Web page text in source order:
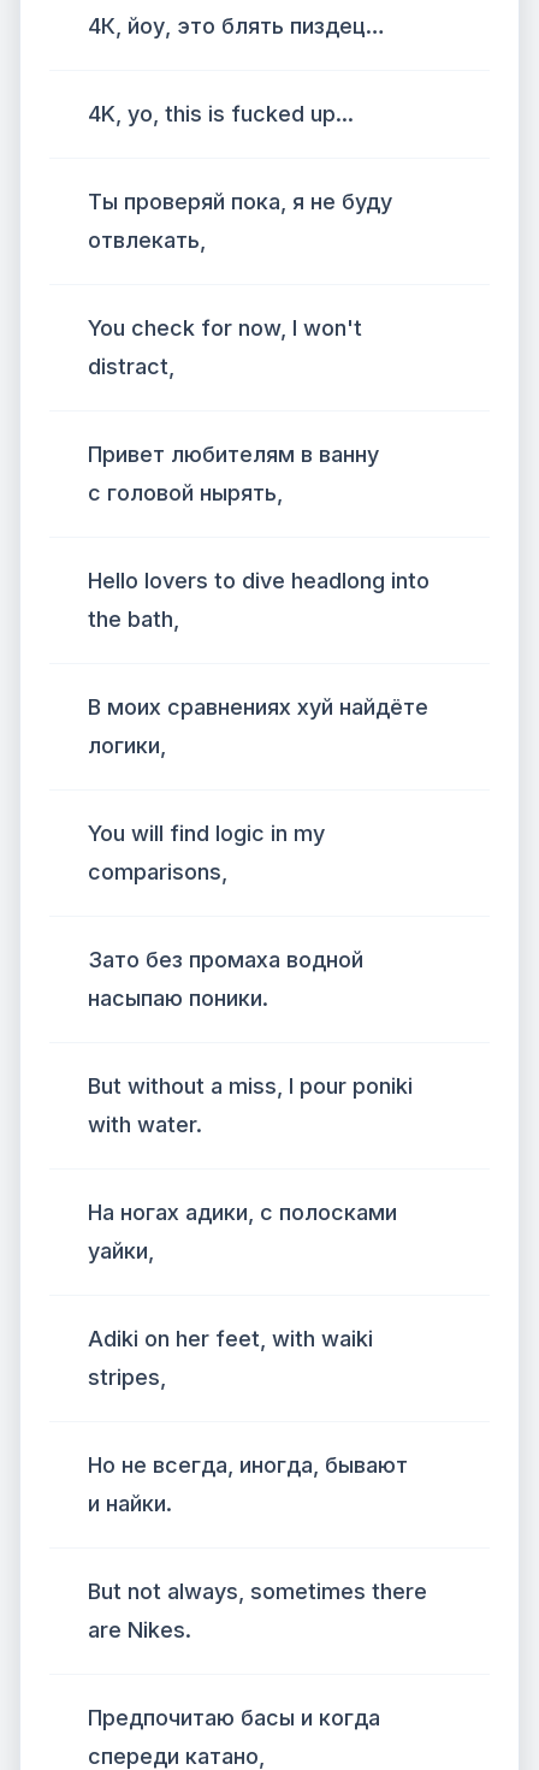
4К, йоу, это блять пиздец…
4K, yo, this is fucked up...
Ты проверяй пока, я не буду
отвлекать,
You check for now, I won't
distract,
Привет любителям в ванну
с головой нырять,
Hello lovers to dive headlong into
the bath,
В моих сравнениях хуй найдёте
логики,
You will find logic in my
comparisons,
Зато без промаха водной
насыпаю поники.
But without a miss, I pour poniki
with water.
На ногах адики, с полосками
уайки,
Adiki on her feet, with waiki
stripes,
Но не всегда, иногда, бывают
и найки.
But not always, sometimes there
are Nikes.
Предпочитаю басы и когда
спереди катано,